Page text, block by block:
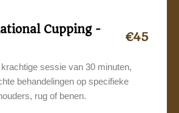
Cupping -
€45
sessie van 30 minuten,
behandelingen op specifieke
rug of benen.